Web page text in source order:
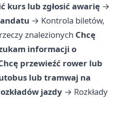
kurs lub zgłosić awarię →
→ Kontrola biletów,
znalezionych Chcę
informacji o
przewieźć rower lub
lub tramwaj na
jazdy → Rozkłady